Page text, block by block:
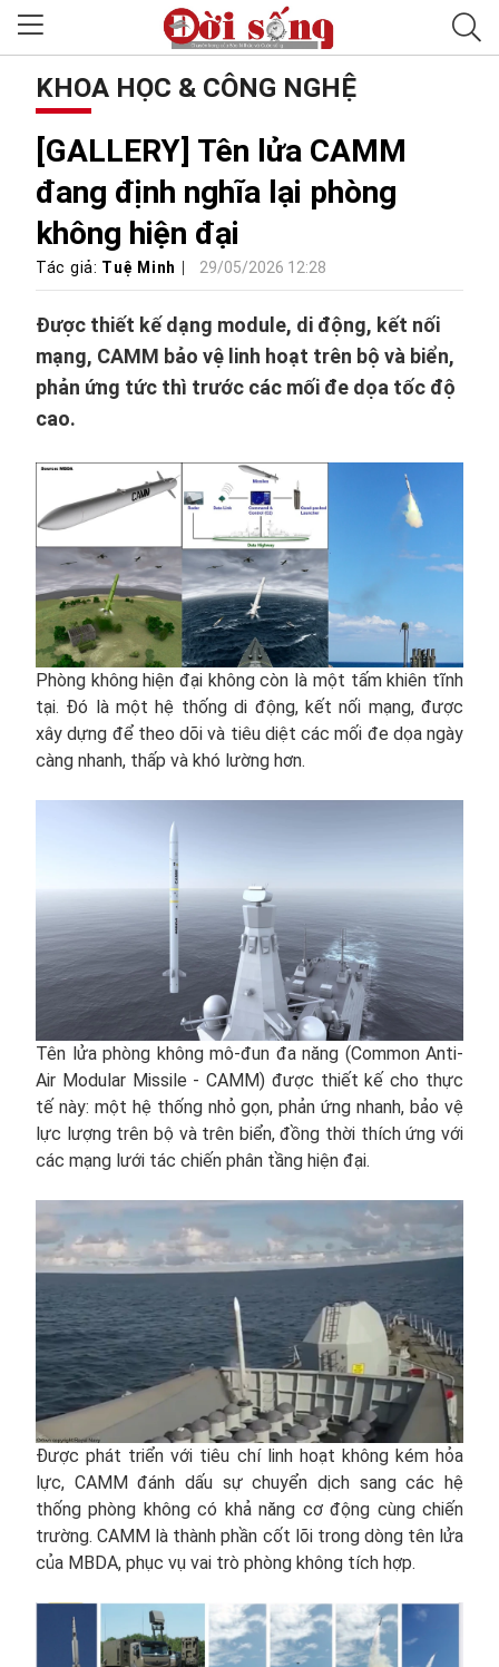
KHOA HỌC & CÔNG NGHỆ
[GALLERY] Tên lửa CAMM
đang định nghĩa lại phòng
không hiện đại
Tác giả: Tuệ Minh 29/05/2026 12:28
Được thiết kế dạng module, di động, kết nối
mạng, CAMM bảo vệ linh hoạt trên bộ và biển,
phản ứng tức thì trước các mối đe dọa tốc độ
cao.
Phòng không hiện đại không còn là một tấm khiên tĩnh
tại. Đó là một hệ thống di động, kết nối mạng, được
xây dựng để theo dõi và tiêu diệt các mối đe dọa ngày
càng nhanh, thấp và khó lường hơn.
Tên lửa phòng không mô-đun đa năng (Common Anti-
Air Modular Missile - CAMM) được thiết kế cho thực
tế này: một hệ thống nhỏ gọn, phản ứng nhanh, bảo vệ
lực lượng trên bộ và trên biển, đồng thời thích ứng với
các mạng lưới tác chiến phân tầng hiện đại.
Được phát triển với tiêu chí linh hoạt không kém hỏa
lực, CAMM đánh dấu sự chuyển dịch sang các hệ
thống phòng không có khả năng cơ động cùng chiến
trường. CAMM là thành phần cốt lõi trong dòng tên lửa
của MBDA, phục vụ vai trò phòng không tích hợp.